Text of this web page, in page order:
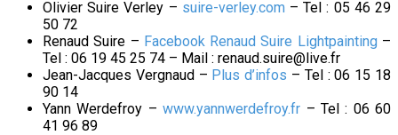
Olivier Suire Verley – suire-verley.com– Tel : 05 46 29
50 72
Renaud Suire – Facebook Renaud Suire Lightpainting–
Tel : 06 19 45 25 74 – Mail : renaud.suire@live.fr
Jean-Jacques Vergnaud – Plus d’infos – Tel : 06 15 18
90 14
Yann Werdefroy –www.yannwerdefroy.fr – Tel : 06 60
41 96 89